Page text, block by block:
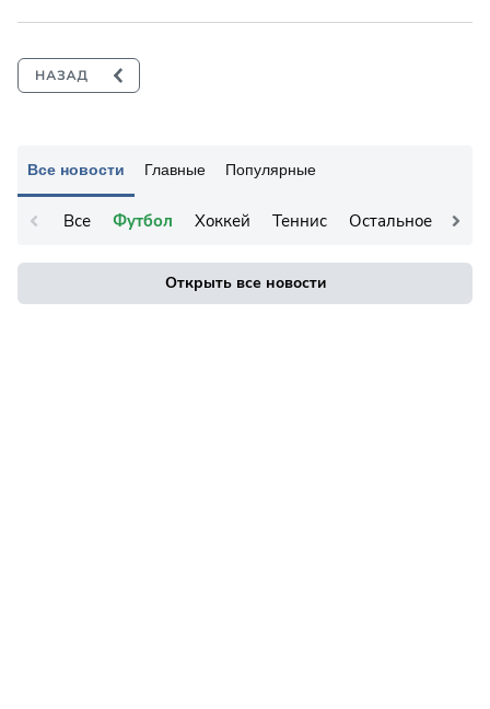
Все новости Главные Популярные
Все Футбол Хоккей Теннис Остальное
Открыть все новости